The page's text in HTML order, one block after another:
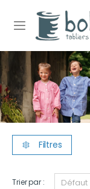
Filtres
Trier par :